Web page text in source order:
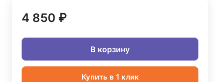
4 850 ₽
В корзину
Купить в 1 клик